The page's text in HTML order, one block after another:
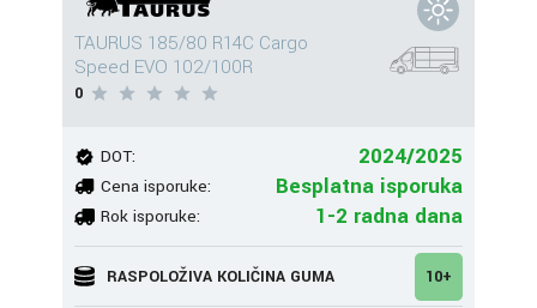
TAURUS 185/80 R14C Cargo
Speed EVO 102/100R
0
DOT: 2024/2025
Cena isporuke: Besplatna isporuka
Rok isporuke: 1-2 radna dana
RASPOLOŽIVA KOLIČINA GUMA 10+